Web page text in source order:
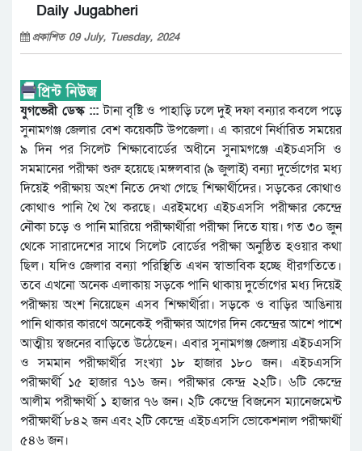
Daily Jugabheri
প্রকাশিত 09 July, Tuesday, 2024
যুগভেরী ডেস্ক :::টানা বৃষ্টি ও পাহাড়ি ঢলে দুই দফা বন্যার কবলে পড়ে
সুনামগঞ্জ জেলার বেশ কয়েকটি উপজেলা। এ কারণে নির্ধারিত সময়ের
৯ দিন পর সিলেট শিক্ষাবোর্ডের অধীনে সুনামগঞ্জে এইচএসসি ও
সমমানের পরীক্ষা শুরু হয়েছে।মঙ্গলবার (৯ জুলাই) বন্যা দুর্ভোগের মধ্য
দিয়েই পরীক্ষায় অংশ নিতে দেখা গেছে শিক্ষার্থীদের। সড়কের কোথাও
কোথাও পানি থৈ থৈ করছে। এরইমধ্যে এইচএসসি পরীক্ষার কেন্দ্রে
নৌকা চড়ে ও পানি মারিয়ে পরীক্ষার্থীরা পরীক্ষা দিতে যায়। গত ৩০ জুন
থেকে সারাদেশের সাথে সিলেট বোর্ডের পরীক্ষা অনুষ্ঠিত হওয়ার কথা
ছিল। যদিও জেলার বন্যা পরিস্থিতি এখন স্বাভাবিক হচ্ছে ধীরগতিতে।
তবে এখনো অনেক এলাকায় সড়কে পানি থাকায় দুর্ভোগের মধ্য দিয়েই
পরীক্ষায় অংশ নিয়েছেন এসব শিক্ষার্থীরা। সড়কে ও বাড়ির আঙিনায়
পানি থাকার কারণে অনেকেই পরীক্ষার আগের দিন কেন্দ্রের আশে পাশে
আত্মীয় স্বজনের বাড়িতে উঠেছেন। এবার সুনামগঞ্জ জেলায় এইচএসসি
ও সমমান পরীক্ষার্থীর সংখ্যা ১৮ হাজার ১৮০ জন। এইচএসসি
পরীক্ষার্থী ১৫ হাজার ৭১৬ জন। পরীক্ষার কেন্দ্র ২২টি। ৬টি কেন্দ্রে
আলীম পরীক্ষার্থী ১ হাজার ৭৬ জন। ২টি কেন্দ্রে বিজনেস ম্যানেজমেন্ট
পরীক্ষার্থী ৮৪২ জন এবং ২টি কেন্দ্রে এইচএসসি ভোকেশনাল পরীক্ষার্থী
৫৪৬ জন।